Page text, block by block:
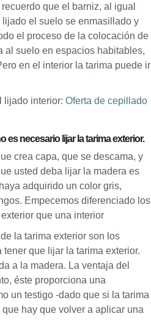
que el barniz, al igual
el suelo se enmasillado y
el proceso de la colocación de
al suelo en espacios habitables,
en el interior la tarima puede ir
lijado interior: Oferta de cepillado
necesario lijar la tarima exterior.
crea capa, que se descama, y
usted deba lijar la madera es
adquirido un color gris,
Empecemos diferenciado los
que una interior
la tarima exterior son los
que lijar la tarima exterior.
a la madera. La ventaja del
éste proporciona una
un testigo -dado que si la tarima
hay que volver a aplicar una